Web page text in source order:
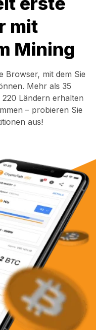
mit
Mining
Browser, mit dem Sie
Mehr als 35
Ländern erhalten
– probieren Sie
aus!